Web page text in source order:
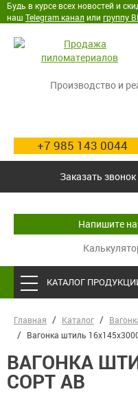
Будь в курсе всех новостей и
наш Telegram канал или группу
Производство и
+7 985 143 0044
Заказать звонок
Напишите
КАТАЛОГ
Главная Каталог
Вагонка штиль
ВАГОНКА
СОРТ АВ